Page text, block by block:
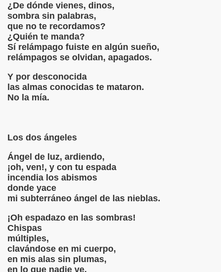
¿De dónde vienes, dinos,
sombra sin palabras,
que no te recordamos?
¿Quién te manda?
Sí relámpago fuiste en algún sueño,
relámpagos se olvidan, apagados.
Y por desconocida
las almas conocidas te mataron.
No la mía.
Los dos ángeles
Ángel de luz, ardiendo,
¡oh, ven!, y con tu espada
incendia los abismos
donde yace
mi subterráneo ángel de las nieblas.
¡Oh espadazo en las sombras!
Chispas
múltiples,
clavándose en mi cuerpo,
en mis alas sin plumas,
en lo que nadie ve,
APASIONADO
MACHADO
NERVO
ADENTRO...
DEL AMOR
DEL VALLE INCLÁN